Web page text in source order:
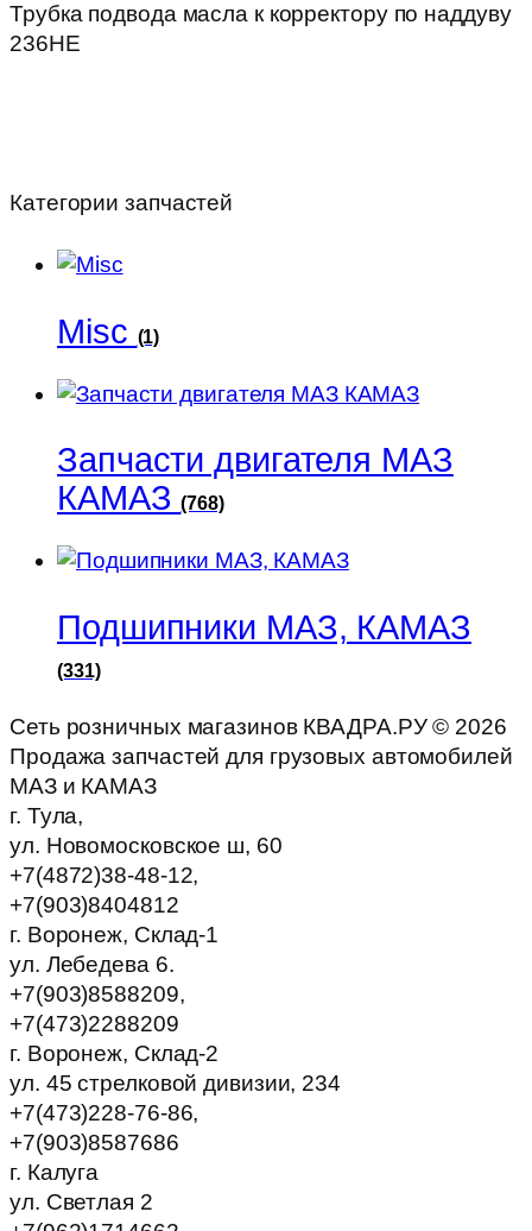
по
наддуву
Трубка подвода масла к корректору по наддуву
236НЕ
Категории запчастей
Misc (1)
Запчасти двигателя МАЗ
КАМАЗ(768)
Подшипники МАЗ, КАМАЗ
(331)
Сеть розничных магазинов КВАДРА.РУ © 2026
Продажа запчастей для грузовых автомобилей
МАЗ и КАМАЗ
г. Тула,
ул. Новомосковское ш, 60
+7(4872)38-48-12,
+7(903)8404812
г. Воронеж, Склад-1
ул. Лебедева 6.
+7(903)8588209,
+7(473)2288209
г. Воронеж, Склад-2
ул. 45 стрелковой дивизии, 234
+7(473)228-76-86,
+7(903)8587686
г. Калуга
ул. Светлая 2